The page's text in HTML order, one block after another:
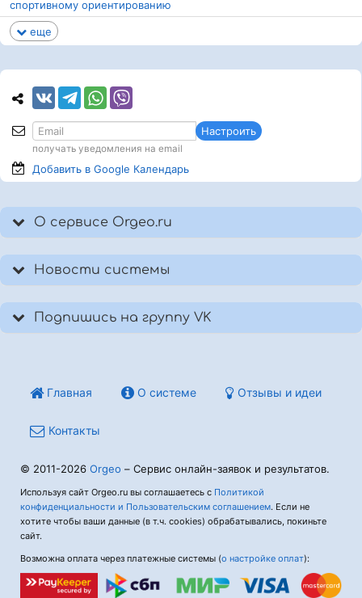
спортивному ориентированию
еще
Настроить
получать уведомления на email
Добавить в Google Календарь
О сервисе Orgeo.ru
Новости системы
Подпишись на группу VK
Главная О системе Отзывы и идеи
Контакты
© 2011-2026 Orgeo – Сервис онлайн-заявок и результатов.
Используя сайт Orgeo.ru вы соглашаетесь с Политикой
конфиденциальности и Пользовательским соглашением. Если не
хотите чтобы ваши данные (в т.ч. cookies) обрабатывались, покиньте
сайт.
Возможна оплата через платежные системы (о настройке оплат):